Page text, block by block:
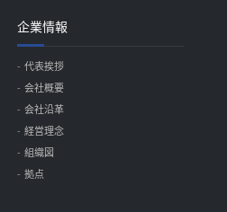
企業情報
代表挨拶
会社概要
会社沿革
経営理念
組織図
拠点